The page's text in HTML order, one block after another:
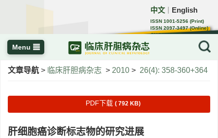
中文 English
ISSN 1001-5256 (Print)
ISSN 2097-3497 (Online)
CN 22-1108/R
Menu
文章导航 > 临床肝胆病杂志 > 2010 > 26(4): 358-360+364
PDF下载 ( 792 KB)
肝细胞癌诊断标志物的研究进展